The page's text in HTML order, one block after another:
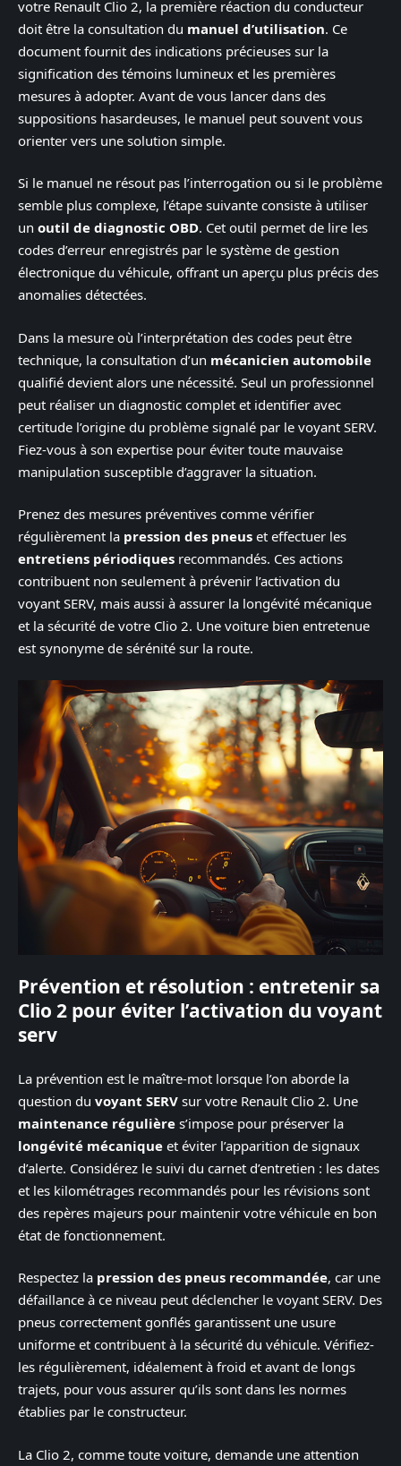
votre Renault Clio 2, la première réaction du conducteur
doit être la consultation du manuel d’utilisation. Ce
document fournit des indications précieuses sur la
signification des témoins lumineux et les premières
mesures à adopter. Avant de vous lancer dans des
suppositions hasardeuses, le manuel peut souvent vous
orienter vers une solution simple.
Si le manuel ne résout pas l’interrogation ou si le problème
semble plus complexe, l’étape suivante consiste à utiliser
un outil de diagnostic OBD. Cet outil permet de lire les
codes d’erreur enregistrés par le système de gestion
électronique du véhicule, offrant un aperçu plus précis des
anomalies détectées.
Dans la mesure où l’interprétation des codes peut être
technique, la consultation d’un mécanicien automobile
qualifié devient alors une nécessité. Seul un professionnel
peut réaliser un diagnostic complet et identifier avec
certitude l’origine du problème signalé par le voyant SERV.
Fiez-vous à son expertise pour éviter toute mauvaise
manipulation susceptible d’aggraver la situation.
Prenez des mesures préventives comme vérifier
régulièrement la pression des pneus et effectuer les
entretiens périodiques recommandés. Ces actions
contribuent non seulement à prévenir l’activation du
voyant SERV, mais aussi à assurer la longévité mécanique
et la sécurité de votre Clio 2. Une voiture bien entretenue
est synonyme de sérénité sur la route.
Prévention et résolution : entretenir sa
Clio 2 pour éviter l’activation du voyant
serv
La prévention est le maître-mot lorsque l’on aborde la
question du voyant SERV sur votre Renault Clio 2. Une
maintenance régulière s’impose pour préserver la
longévité mécanique et éviter l’apparition de signaux
d’alerte. Considérez le suivi du carnet d’entretien : les dates
et les kilométrages recommandés pour les révisions sont
des repères majeurs pour maintenir votre véhicule en bon
état de fonctionnement.
Respectez la pression des pneus recommandée, car une
défaillance à ce niveau peut déclencher le voyant SERV. Des
pneus correctement gonflés garantissent une usure
uniforme et contribuent à la sécurité du véhicule. Vérifiez-
les régulièrement, idéalement à froid et avant de longs
trajets, pour vous assurer qu’ils sont dans les normes
établies par le constructeur.
La Clio 2, comme toute voiture, demande une attention